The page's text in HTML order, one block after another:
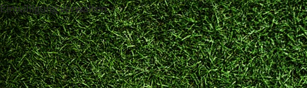
Einwilligung verwalten